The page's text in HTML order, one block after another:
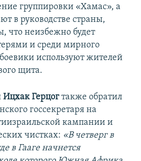
группировки «Хамас», а
в руководстве страны,
что неизбежно будет
и среди мирного
используют жителей
щита.
Ицхак Герцог также обратил
госсекретаря на
кампании и
чистках: «В четверг в
в Гааге начнется